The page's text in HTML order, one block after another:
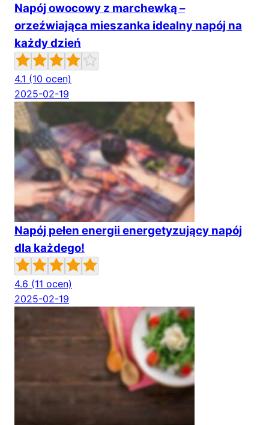
Napój owocowy z marchewką –
orzeźwiająca mieszanka idealny napój na
każdy dzień
4.1 (10 ocen)
2025-02-19
Napój pełen energii energetyzujący napój
dla każdego!
4.6 (11 ocen)
2025-02-19